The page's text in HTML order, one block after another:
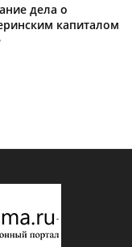
дела о
капиталом